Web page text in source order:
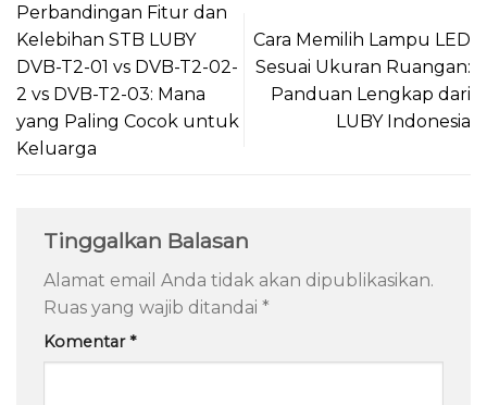
Perbandingan Fitur dan
Kelebihan STB LUBY
DVB-T2-01 vs DVB-T2-02-
2 vs DVB-T2-03: Mana
yang Paling Cocok untuk
Keluarga
Cara Memilih Lampu LED
Sesuai Ukuran Ruangan:
Panduan Lengkap dari
LUBY Indonesia
Tinggalkan Balasan
Alamat email Anda tidak akan dipublikasikan.
Ruas yang wajib ditandai *
Komentar*